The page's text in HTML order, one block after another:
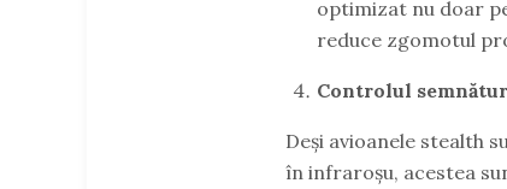
optimizat nu doar
reduce zgomotul
Controlul
Deși avioanele stealth
în infraroșu, acestea